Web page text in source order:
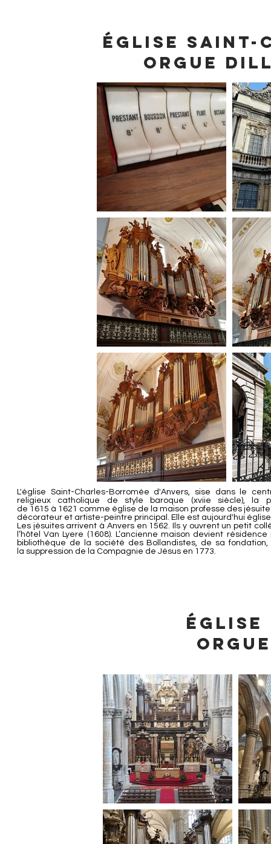
Église Saint-
orgue
L'église Saint-Charles-Borromée d'Anvers, sise dans le
religieux catholique de style baroque (xviie siècle), la
de 1615 à 1621 comme église de la maison professe des
décorateur et artiste-peintre principal. Elle est aujourd'hui
Les jésuitesarrivent à Anversen 1562. Ils y ouvrent un petit
l’hôtel Van Lyere (1608). L’ancienne maison devient
bibliothèque de la société des Bollandistes, de sa
la suppression de la Compagnie de Jésus en 1773.
Église